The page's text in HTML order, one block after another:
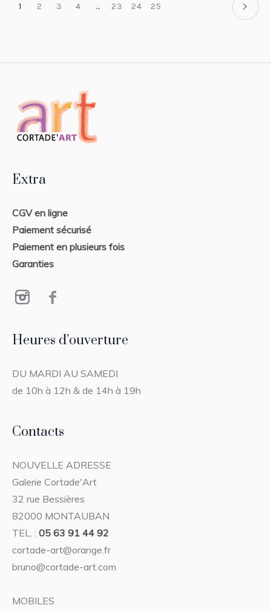
1 2 3 4 … 23 24 25
Extra
CGV en ligne
Paiement sécurisé
Paiement en plusieurs fois
Garanties
Heures d’ouverture
DU MARDI AU SAMEDI
de 10h à 12h & de 14h à 19h
Contacts
NOUVELLE ADRESSE
Galerie Cortade'Art
32 rue Bessières
82000 MONTAUBAN
TEL. :05 63 91 44 92
cortade-art@orange.fr
bruno@cortade-art.com
MOBILES